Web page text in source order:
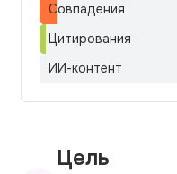
Совпадения
Цитирования
ИИ-контент
Цель